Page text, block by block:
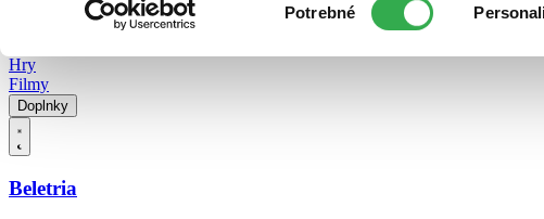
súhlasu
Potrebné
Hry
Filmy
Doplnky
Beletria